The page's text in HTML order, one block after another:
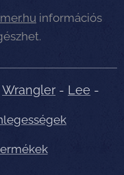
információs
Wrangler - Lee -